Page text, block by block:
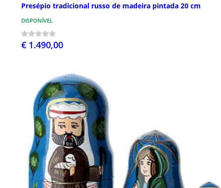
Presépio tradicional russo de madeira pintada 20 cm
DISPONÍVEL
€ 1.490,00